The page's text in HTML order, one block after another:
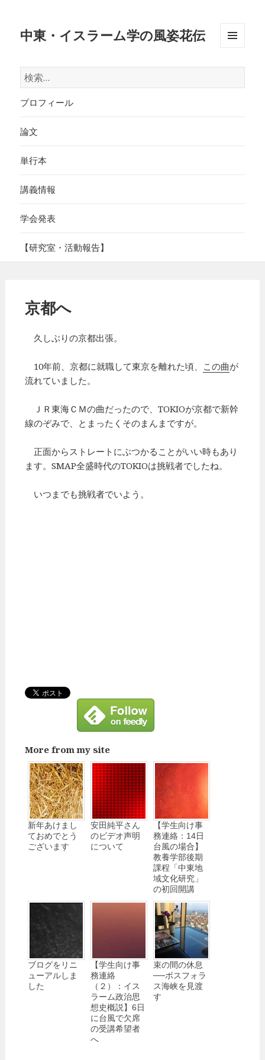
中東・イスラーム学の風姿花伝
検
索:
プロフィール
論文
単行本
講義情報
学会発表
【研究室・活動報告】
京都へ
久しぶりの京都出張。
10年前、京都に就職して東京を離れた頃、 この曲が
流れていました。
ＪＲ東海ＣＭの曲だったので、TOKIOが京都で新幹
線のぞみで、とまったくそのまんまですが。
正面からストレートにぶつかることがいい時もあり
ます。SMAP全盛時代のTOKIOは挑戦者でしたね。
いつまでも挑戦者でいよう。
More from my site
新年あけまし
ておめでとう
ございます
安田純平さん
のビデオ声明
について
【学生向け事
務連絡：14日
台風の場合】
教養学部後期
課程「中東地
域文化研究」
の初回開講
ブログをリニ
ューアルしま
した
【学生向け事
務連絡
（２）：イス
ラーム政治思
想史概説】6日
に台風で欠席
の受講希望者
へ
束の間の休息
──ボスフォラ
ス海峡を見渡
す